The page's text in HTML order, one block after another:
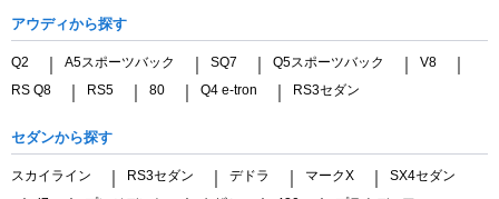
アウディから探す
Q2 A5スポーツバック SQ7 Q5スポーツバック V8
RS Q8 RS5 80 Q4 e-tron RS3セダン
セダンから探す
スカイライン RS3セダン デドラ マークX SX4セダン